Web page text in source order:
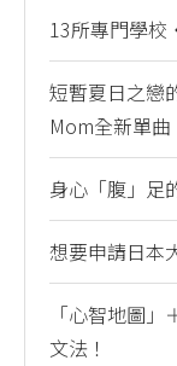
13所專門學校
短暫夏日之戀
Mom全新單
身心「腹」
想要申請日本
「心智地圖
文法！